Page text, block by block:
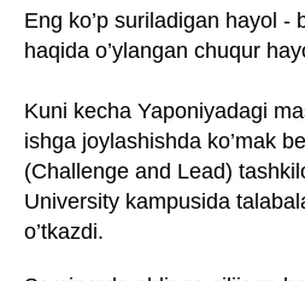
Eng ko’p suriladigan hayol -
haqida o’ylangan chuqur
Kuni kecha Yaponiyadagi
ishga joylashishda ko’mak
(Challenge and Lead)
University kampusida
o’tkazdi.